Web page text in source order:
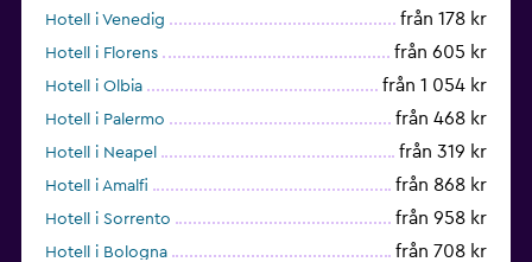
Hotell i Venedig från 178 kr
Hotell i Florens från 605 kr
Hotell i Olbia från 1 054 kr
Hotell i Palermo från 468 kr
Hotell i Neapel från 319 kr
Hotell i Amalfi från 868 kr
Hotell i Sorrento från 958 kr
Hotell i Bologna från 708 kr